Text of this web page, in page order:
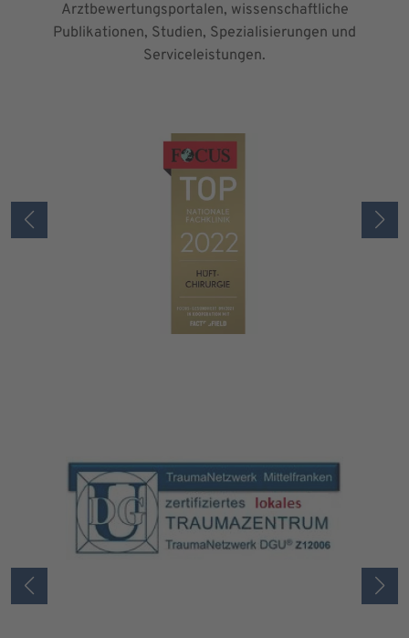
Arztbewertungsportalen, wissenschaftliche
Publikationen, Studien, Spezialisierungen und
Serviceleistungen.